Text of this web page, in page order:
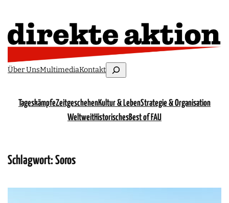
Über UnsMultimediaKontaktSuchen
TageskämpfeZeitgeschehenKultur & LebenStrategie & Organisation
WeltweitHistorischesBest of FAU
Schlagwort:Soros